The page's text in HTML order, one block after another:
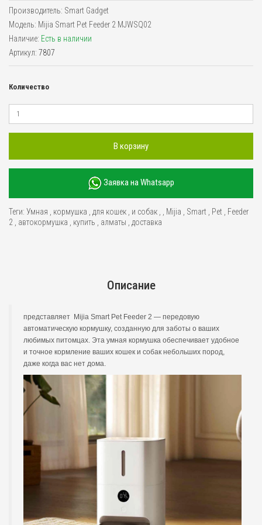
Производитель: Smart Gadget
Модель: Mijia Smart Pet Feeder 2 MJWSQ02
Наличие: Есть в наличии
Артикул: 7807
Количество
В корзину
Заявка на Whatsapp
Теги: Умная кормушка для кошек и собак Mijia Smart Pet
Feeder
2
автокормушка купить алматы доставка
Описание
представляет Mijia Smart Pet Feeder 2 — передовую
автоматическую кормушку, созданную для заботы о ваших
любимых питомцах. Эта умная кормушка обеспечивает удобное
и точное кормление ваших кошек и собак небольших пород,
даже когда вас нет дома.